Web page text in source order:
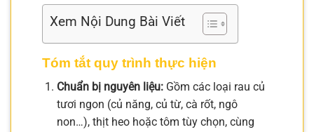
Xem Nội Dung Bài Viết
Tóm tắt quy trình thực hiện
Chuẩn bị nguyên liệu:Gồm các loại rau củ
tươi ngon (củ năng, củ từ, cà rốt, ngô
non…), thịt heo hoặc tôm tùy chọn, cùng